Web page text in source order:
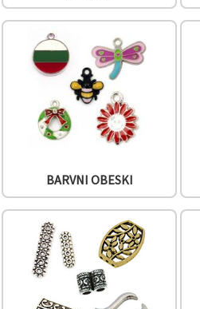
strinjate z
uporabo
piškotkov.
Nastavitvah
označite
in klikom
na gumb
»Shrani«.
Sprejmi
BARVNI OBESKI